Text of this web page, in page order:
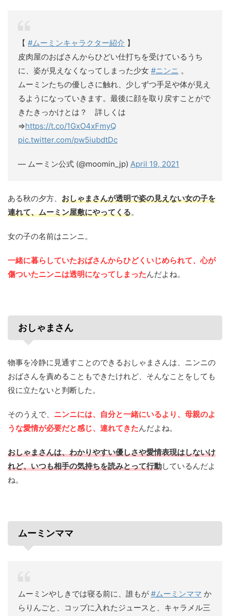
【 #ムーミンキャラクター紹介 】
皮肉屋のおばさんからひどい仕打ちを受けているうち
に、姿が見えなくなってしまった少女 #ニンニ 。
ムーミンたちの優しさに触れ、少しずつ手足や体が見え
るようになっていきます。最後に顔を取り戻すことがで
きたきっかけとは？ 詳しくは
⇒https://t.co/1GxO4xFmyQ
pic.twitter.com/pw5iubdtDc
— ムーミン公式 (@moomin_jp) April 19, 2021
ある秋の夕方、 おしゃまさんが透明で姿の見えない女の子を
連れて、ムーミン屋敷にやってくる。
女の子の名前はニンニ。
一緒に暮らしていたおばさんからひどくいじめられて、心が
傷ついたニンニは透明になってしまったんだよね。
おしゃまさん
物事を冷静に見通すことのできるおしゃまさんは、ニンニの
おばさんを責めることもできたけれど、そんなことをしても
役に立たないと判断した。
そのうえで、 ニンニには、自分と一緒にいるより、母親のよ
うな愛情が必要だと感じ、連れてきたんだよね。
おしゃまさんは、わかりやすい優しさや愛情表現はしないけ
れど、いつも相手の気持ちを読みとって行動しているんだよ
ね。
ムーミンママ
ムーミンやしきでは寝る前に、誰もが #ムーミンママ か
らりんごと、コップに入れたジュースと、キャラメル三